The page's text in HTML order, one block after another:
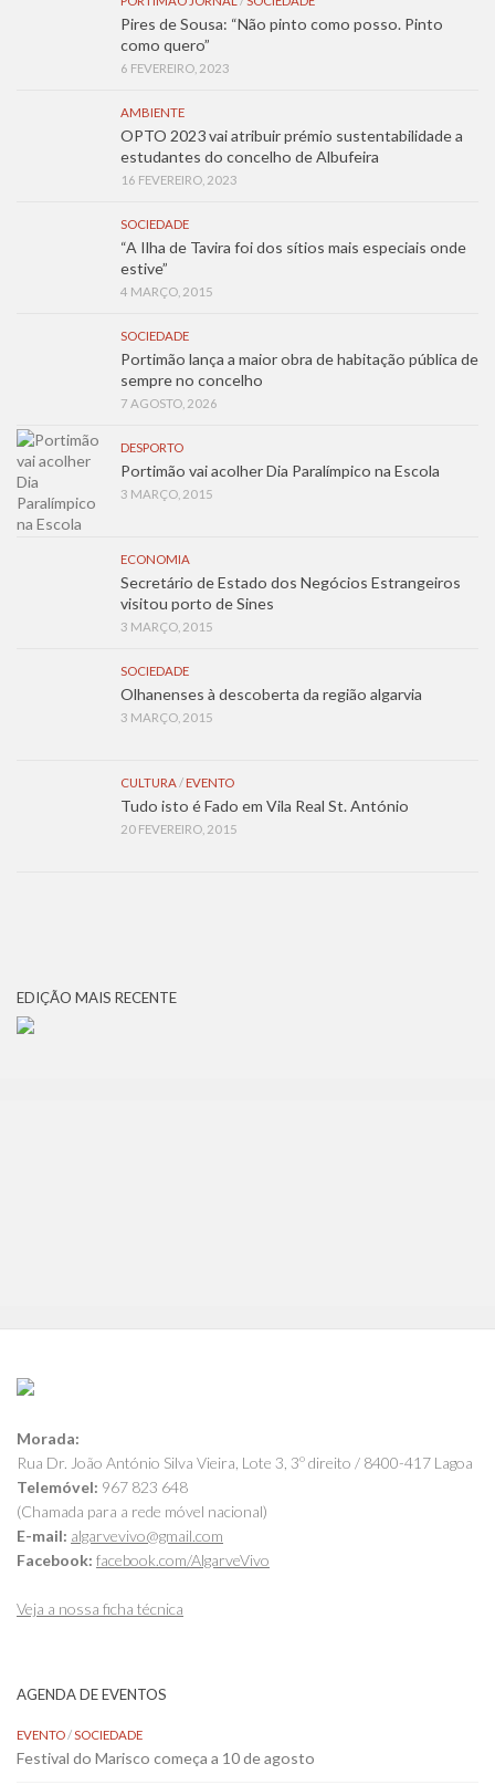
Pires de Sousa: “Não pinto como posso. Pinto
como quero”
6 FEVEREIRO, 2023
AMBIENTE
OPTO 2023 vai atribuir prémio sustentabilidade a
estudantes do concelho de Albufeira
16 FEVEREIRO, 2023
SOCIEDADE
“A Ilha de Tavira foi dos sítios mais especiais onde
estive”
4 MARÇO, 2015
SOCIEDADE
Portimão lança a maior obra de habitação pública de
sempre no concelho
7 AGOSTO, 2026
DESPORTO
Portimão vai acolher Dia Paralímpico na Escola
3 MARÇO, 2015
ECONOMIA
Secretário de Estado dos Negócios Estrangeiros
visitou porto de Sines
3 MARÇO, 2015
SOCIEDADE
Olhanenses à descoberta da região algarvia
3 MARÇO, 2015
CULTURA/ EVENTO
Tudo isto é Fado em Vila Real St. António
20 FEVEREIRO, 2015
EDIÇÃO MAIS RECENTE
Morada:
Rua Dr. João António Silva Vieira, Lote 3, 3º direito / 8400-417 Lagoa
Telemóvel: 967 823 648
(Chamada para a rede móvel nacional)
E-mail: algarvevivo@gmail.com
Facebook: facebook.com/AlgarveVivo
Veja a nossa ficha técnica
AGENDA DE EVENTOS
EVENTO / SOCIEDADE
Festival do Marisco começa a 10 de agosto